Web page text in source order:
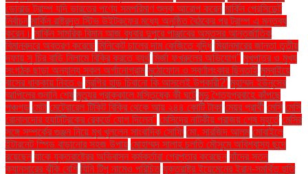
ডোনাল্ড ট্রাম্প যদি ভারতের পণ্যে সমপরিমাণ শুল্ক আরোপ করেন মার্কিন প্রেসিডেন্ট
নির্বাচন মার্কিন রাষ্ট্রদূত স্টিভ উইটকফের মধ্যে অনুষ্ঠিত বৈঠকের পর ট্রাম্প এ মন্তব্য
করেন। মার্কিন সামরিক বিমান আজ বুধবার দুপুরে পাঞ্জাবের অমৃতসর আন্তর্জাতিক
বিমানবন্দরে অবতরণ করেছে মিনিকেট চালের দাম কেজিতে বৃদ্ধি মিয়ানমারের জান্তা তৃতীয়
দফায় সু চির বাড়ি নিলামে বিক্রি করতে ব্যর্থ মির্জা ফখরুলের অভিযোগ" মুখপাত্র ও মুখ্য
সংগঠক ছাড়া অন্যান্য সকল অর্গানোগ্রাম মুঠোফোন ও স্বর্ণালংকার ছিনতাই মুম্বাইয়ে
বাসের ধাক্কায় নিহত ৬ মুরগির হাড় চিবানো কি আসলেই উপকারী?' মুহাম্মদ ইউনূসের
আপিলের শুনানি শেষ মৃত্যুর প্রাক্কালে মস্তিষ্কে কী ঘটে মৃদু শৈত্যপ্রবাহে কাঁপছে
পঞ্চগড় মেটা মেট্রোরেল টিকিট বিক্রি থেকে আয় ২৪৪ কোটি টাকা মেয়র প্রার্থী মেসি মেসি
রোনালদোর হ্যাটট্রিকের রেকর্ডে যোগ দিলেন" মেসিদের নাটকীয় পরাজয় শেষ মুহূর্তে মেসির
সঙ্গে সম্পর্কের গুঞ্জন নিয়ে মুখ খুললেন সাংবাদিক সোফি মো. সারজিদ আলম মোবাইলে
ইন্টারনেট স্পিড বাড়ানোর সহজ উপায় মোহাম্মদ সালাহ চলতি মৌসুমে অবিশ্বাস্য ছন্দে
রয়েছেন যাকে যুক্তরাষ্ট্রের অভিবাসন কর্মকর্তারা গ্রেপ্তার করেছেন যাঁদের স্তন
ক্যানসারের ঝুঁকি বেশি যিনি টিপু নামেও পরিচিত যুক্তরাষ্ট্র ইয়েমেনের ইরান-সমর্থিত হুতি